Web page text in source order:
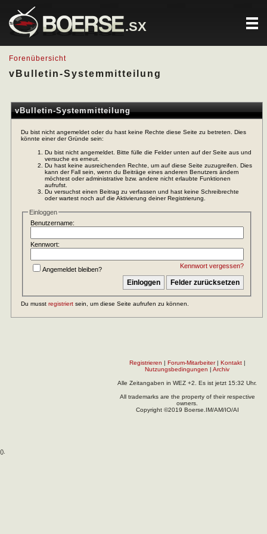
.SX
Forenübersicht
vBulletin-Systemmitteilung
vBulletin-Systemmitteilung
Du bist nicht angemeldet oder du hast keine Rechte diese Seite zu betreten. Dies
könnte einer der Gründe sein:
Du bist nicht angemeldet. Bitte fülle die Felder unten auf der Seite aus und
versuche es erneut.
Du hast keine ausreichenden Rechte, um auf diese Seite zuzugreifen. Dies
kann der Fall sein, wenn du Beiträge eines anderen Benutzers ändern
möchtest oder administrative bzw. andere nicht erlaubte Funktionen
aufrufst.
Du versuchst einen Beitrag zu verfassen und hast keine Schreibrechte
oder wartest noch auf die Aktivierung deiner Registrierung.
Einloggen
Benutzername:
Kennwort:
Kennwort vergessen?
Angemeldet bleiben?
Du musst registriert sein, um diese Seite aufrufen zu können.
Registrieren | Forum-Mitarbeiter| Kontakt|
Nutzungsbedingungen | Archiv
Alle Zeitangaben in WEZ +2. Es ist jetzt 15:32 Uhr.
All trademarks are the property of their respective
owners.
Copyright ©2019 Boerse.IM/AM/IO/AI
().